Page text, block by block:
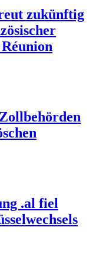
zukünftig
.al fiel